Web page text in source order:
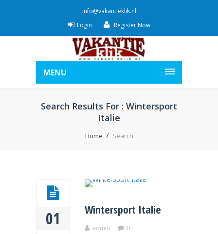
info@vakantieklik.nl
Login
Register Now
MENU
Search Results For : Wintersport
Italie
Home Search
01 Wintersport Italie
admin 0